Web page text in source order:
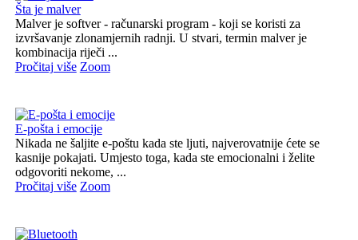
Šta je malver
Malver je softver - računarski program - koji se koristi za
izvršavanje zlonamjernih radnji. U stvari, termin malver je
kombinacija riječi ...
Pročitaj više Zoom
E-pošta i emocije
Nikada ne šaljite e-poštu kada ste ljuti, najverovatnije ćete se
kasnije pokajati. Umjesto toga, kada ste emocionalni i želite
odgovoriti nekome, ...
Pročitaj više Zoom